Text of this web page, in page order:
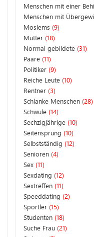
Menschen mit einer
Menschen mit
Moslems (9)
Mütter (18)
Normal gebildete (31)
Paare (11)
Politiker (9)
Reiche Leute (10)
Rentner (3)
Schlanke Menschen (28)
Schwule (14)
Sechzigjährige (10)
Seitensprung (10)
Selbstständig (12)
Senioren (4)
Sex (11)
Sexdating (12)
Sextreffen (11)
Speeddating (2)
Sportler (15)
Studenten (18)
Suche Frau (21)